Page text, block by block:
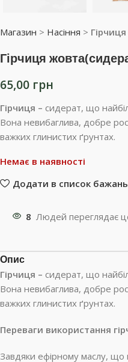
Магазин > Насіння >
Гірчиця
65,00 грн
Гірчиця – сидерат, що
Вона невибаглива, добре
важких глинистих ґрунтах.
Немає в наявності
Додати в список бажань
8 Людей переглядає
Опис
Гірчиця – сидерат, що
Вона невибаглива, добре
важких глинистих ґрунтах.
Переваги використання
Завдяки ефірному маслу, що